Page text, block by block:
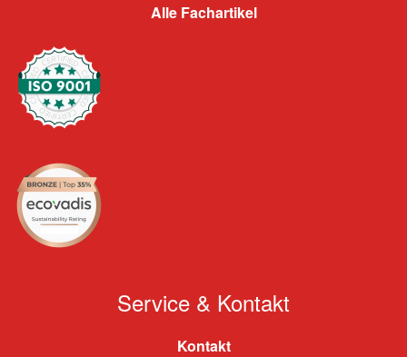
Alle Fachartikel
Service & Kontakt
Kontakt